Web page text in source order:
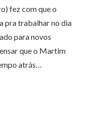
fez com que o
pra trabalhar no dia
para novos
que o Martim
atrás…